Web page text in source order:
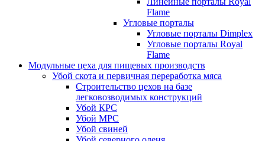
Flame
Угловые порталы
Угловые порталы Dimplex
Угловые порталы Royal
Flame
Модульные цеха для пищевых производств
Убой скота и первичная переработка мяса
Строительство цехов на базе
легковозводимых конструкций
Убой КРС
Убой МРС
Убой свиней